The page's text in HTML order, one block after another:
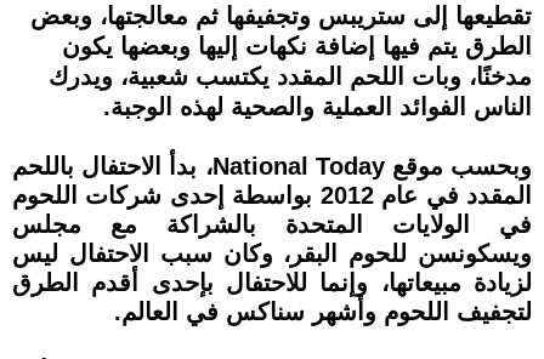
تقطيعها إلى ستريبس وتجفيفها ثم معالجتها، وبعض
الطرق يتم فيها إضافة نكهات إليها وبعضها يكون
مدخنًا، وبات اللحم المقدد يكتسب شعبية، ويدرك
الناس الفوائد العملية والصحية لهذه الوجبة.
وبحسب موقع National Today، بدأ الاحتفال باللحم
المقدد في عام 2012 بواسطة إحدى شركات اللحوم
في الولايات المتحدة بالشراكة مع مجلس
ويسكونسن للحوم البقر، وكان سبب الاحتفال ليس
لزيادة مبيعاتها، وإنما للاحتفال بإحدى أقدم الطرق
لتجفيف اللحوم وأشهر سناكس في العالم.